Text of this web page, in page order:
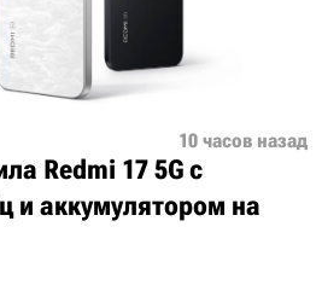
10 часов назад
Redmi 17 5G с
и аккумулятором на